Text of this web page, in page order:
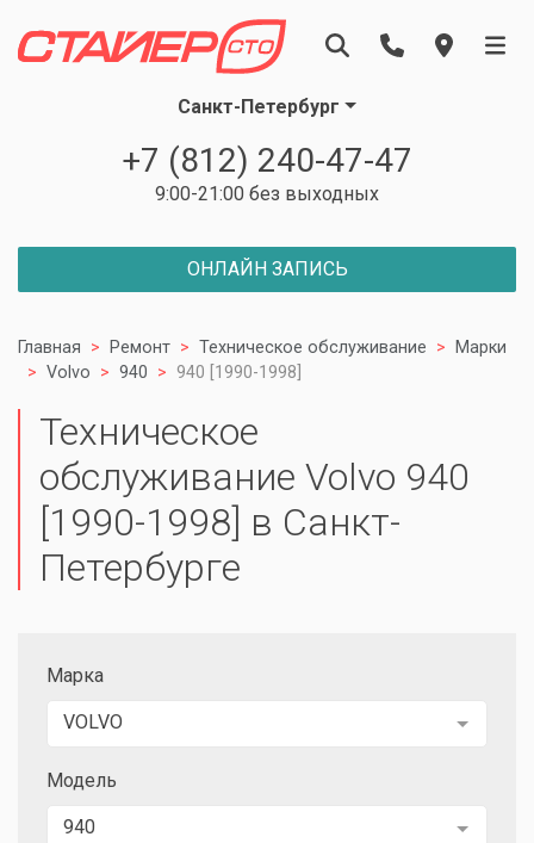
Санкт-Петербург
+7 (812) 240-47-47
9:00-21:00 без выходных
ОНЛАЙН ЗАПИСЬ
Главная Ремонт Техническое обслуживание
Марки
Volvo
940 940 [1990-1998]
Техническое
обслуживание Volvo 940
[1990-1998] в Санкт-
Петербурге
Марка
VOLVO
Модель
940